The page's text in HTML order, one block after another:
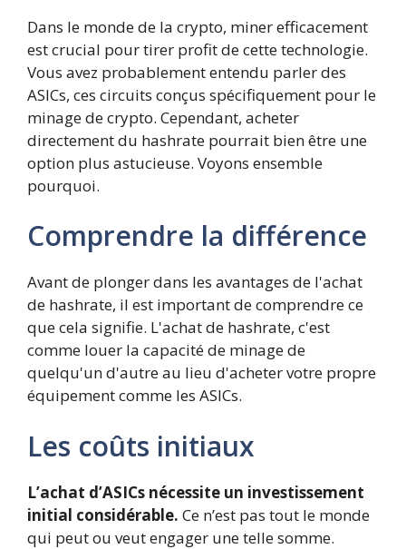
Dans le monde de la crypto, miner efficacement
est crucial pour tirer profit de cette technologie.
Vous avez probablement entendu parler des
ASICs, ces circuits conçus spécifiquement pour le
minage de crypto. Cependant, acheter
directement du hashrate pourrait bien être une
option plus astucieuse. Voyons ensemble
pourquoi.
Comprendre la différence
Avant de plonger dans les avantages de l'achat
de hashrate, il est important de comprendre ce
que cela signifie. L'achat de hashrate, c'est
comme louer la capacité de minage de
quelqu'un d'autre au lieu d'acheter votre propre
équipement comme les ASICs.
Les coûts initiaux
L’achat d’ASICs nécessite un investissement
initial considérable. Ce n’est pas tout le monde
qui peut ou veut engager une telle somme.